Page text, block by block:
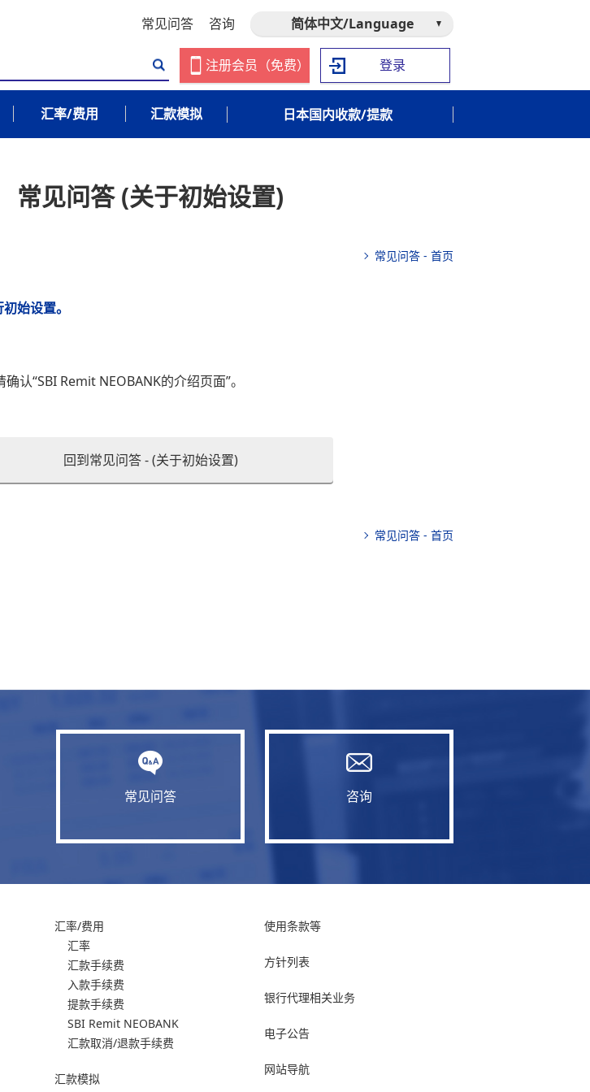
常见问答 咨询 简体中文/Language
注册会员（免费） 登录
汇率/费用 汇款模拟 日本国内收款/提款
常见问答 (关于初始设置)
常见问答 - 首页
始设置。
确认“SBI Remit NEOBANK的介绍页面”。
回到常见问答 - (关于初始设置)
常见问答 - 首页
常见问答 咨询
汇率/费用
汇率
汇款手续费
入款手续费
提款手续费
SBI Remit NEOBANK
汇款取消/退款手续费
汇款模拟
使用条款等
方针列表
银行代理相关业务
电子公告
网站导航